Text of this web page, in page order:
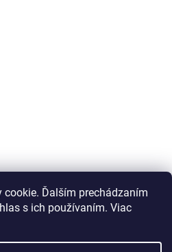
cookie. Ďalším prechádzaním
s ich používaním. Viac